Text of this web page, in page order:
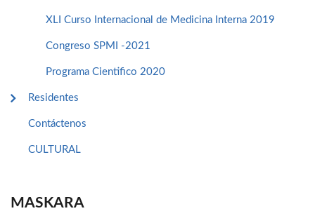
XLI Curso Internacional de Medicina Interna 2019
Congreso SPMI -2021
Programa Cientifico 2020
Residentes
Contáctenos
CULTURAL
MASKARA